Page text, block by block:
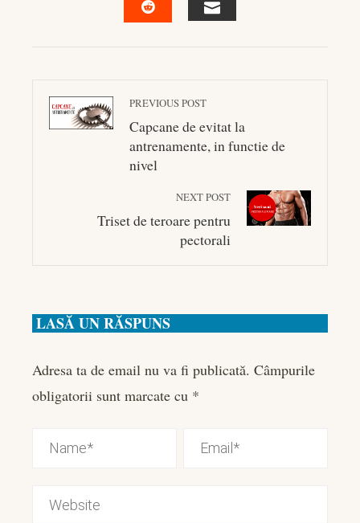
PREVIOUS POST
Capcane de evitat la
antrenamente, in functie de
nivel
NEXT POST
Triset de teroare pentru
pectorali
LASĂ UN RĂSPUNS
Adresa ta de email nu va fi publicată. Câmpurile
obligatorii sunt marcate cu *